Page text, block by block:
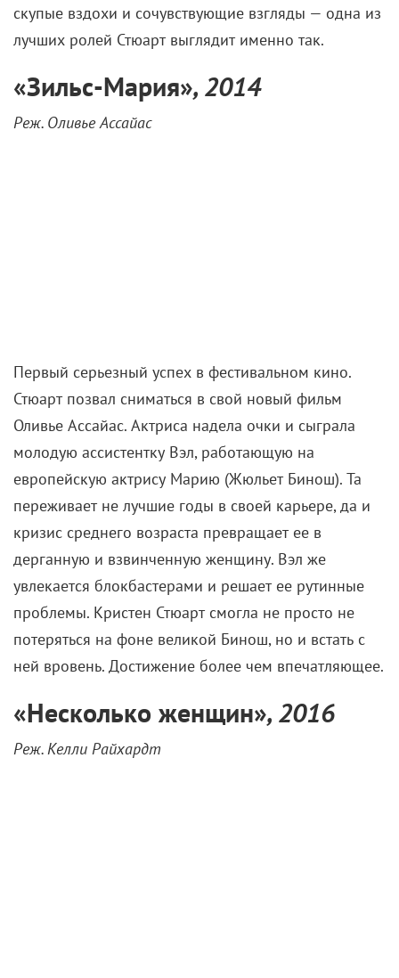
скупые вздохи и сочувствующие взгляды — одна из
лучших ролей Стюарт выглядит именно так.
«Зильс-Мария», 2014
Реж. Оливье Ассайас
Первый серьезный успех в фестивальном кино.
Стюарт позвал сниматься в свой новый фильм
Оливье Ассайас. Актриса надела очки и сыграла
молодую ассистентку Вэл, работающую на
европейскую актрису Марию (Жюльет Бинош). Та
переживает не лучшие годы в своей карьере, да и
кризис среднего возраста превращает ее в
дерганную и взвинченную женщину. Вэл же
увлекается блокбастерами и решает ее рутинные
проблемы. Кристен Стюарт смогла не просто не
потеряться на фоне великой Бинош, но и встать с
ней вровень. Достижение более чем впечатляющее.
«Несколько женщин», 2016
Реж. Келли Райхардт